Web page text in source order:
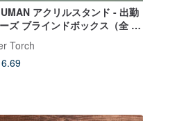
アクリルスタンド - 出勤
ズ ブラインドボックス（全 7
ダム出荷）
Torch